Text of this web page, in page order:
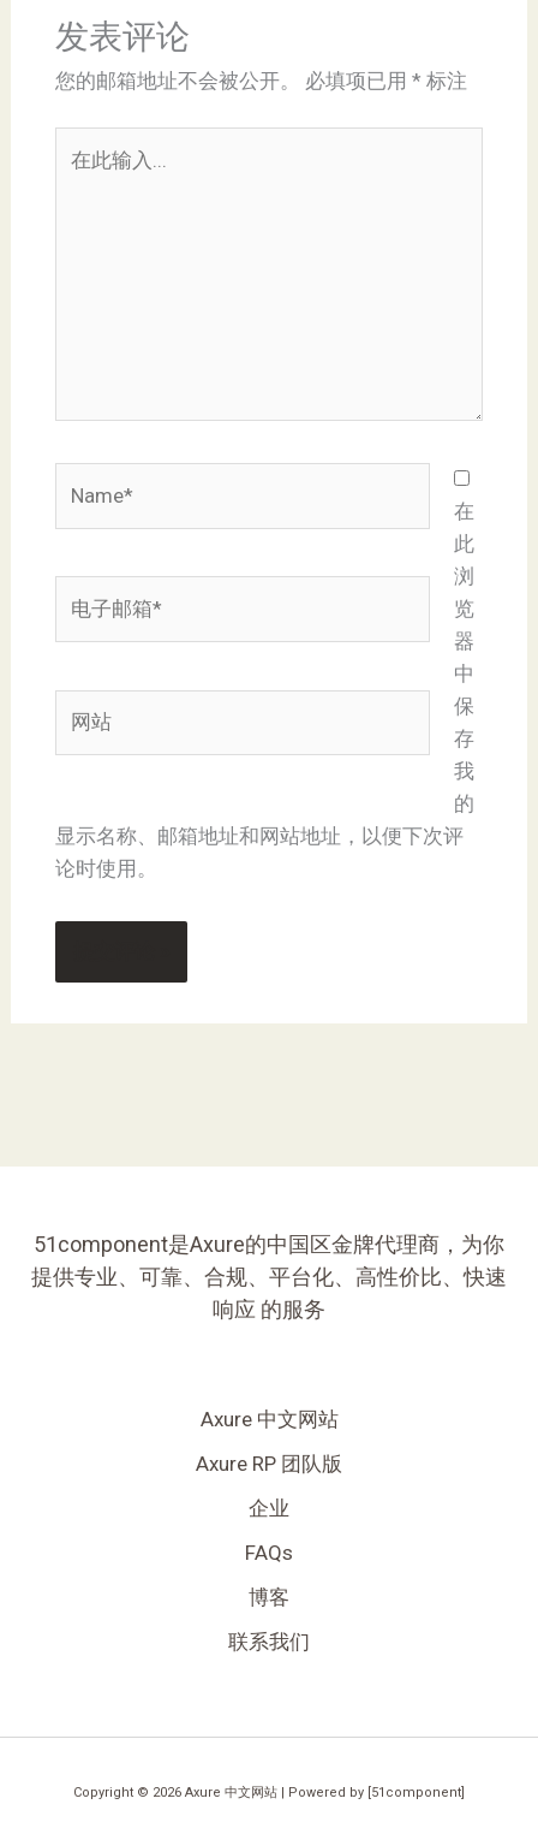
发表评论
您的邮箱地址不会被公开。 必填项已用 * 标注
箱
站
在
此
浏
览
器
中
保
存
我
的
显示名称、邮箱地址和网站地址，以便下次评
论时使用。
51component是Axure的中国区金牌代理商，为你
提供专业、可靠、合规、平台化、高性价比、快速
响应 的服务
Axure 中文网站
Axure RP 团队版
企业
FAQs
博客
联系我们
Copyright © 2026 Axure 中文网站 | Powered by [51component]